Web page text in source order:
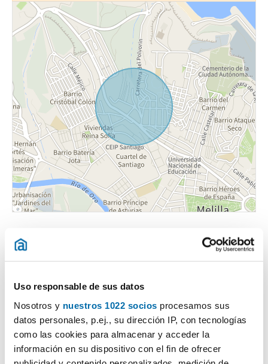
Uso responsable de sus datos
Nosotros y nuestros 1022 socios procesamos sus
datos personales, p.ej., su dirección IP, con tecnologías
como las cookies para almacenar y acceder la
información en su dispositivo con el fin de ofrecer
Certificado energético
ESCALA DE LA CALIFICACIÓN ENERGÉTICA Consumo energía
kWh/m 2
A